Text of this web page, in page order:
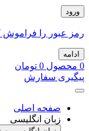
ورود
رمز عبور را فراموش
ادامه
0 محصول 0 تومان
پیگیری سفارش
صفحه اصلی
زبان انگلیسی